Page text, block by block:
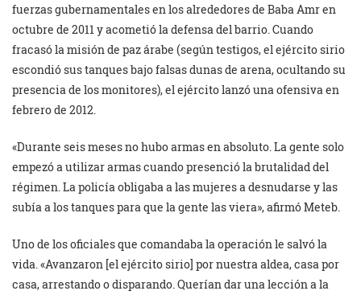
fuerzas gubernamentales en los alrededores de Baba Amr en
octubre de 2011 y acometió la defensa del barrio. Cuando
fracasó la misión de paz árabe (según testigos, el ejército sirio
escondió sus tanques bajo falsas dunas de arena, ocultando su
presencia de los monitores), el ejército lanzó una ofensiva en
febrero de 2012.
«Durante seis meses no hubo armas en absoluto. La gente solo
empezó a utilizar armas cuando presenció la brutalidad del
régimen. La policía obligaba a las mujeres a desnudarse y las
subía a los tanques para que la gente las viera», afirmó Meteb.
Uno de los oficiales que comandaba la operación le salvó la
vida. «Avanzaron [el ejército sirio] por nuestra aldea, casa por
casa, arrestando o disparando. Querían dar una lección a la